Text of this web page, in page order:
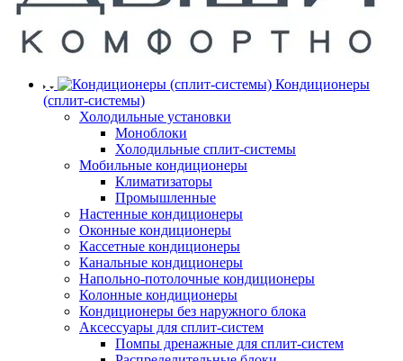
Кондиционеры
(сплит-системы)
Холодильные установки
Моноблоки
Холодильные сплит-системы
Мобильные кондиционеры
Климатизаторы
Промышленные
Настенные кондиционеры
Оконные кондиционеры
Кассетные кондиционеры
Канальные кондиционеры
Напольно-потолочные кондиционеры
Колонные кондиционеры
Кондиционеры без наружного блока
Аксессуары для сплит-систем
Помпы дренажные для сплит-систем